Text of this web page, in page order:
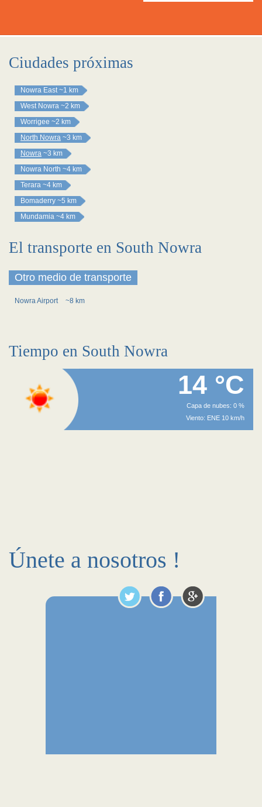
Ciudades próximas
Nowra East ~1 km
West Nowra ~2 km
Worrigee ~2 km
North Nowra ~3 km
Nowra ~3 km
Nowra North ~4 km
Terara ~4 km
Bomaderry ~5 km
Mundamia ~4 km
El transporte en South Nowra
Otro medio de transporte
Nowra Airport ~8 km
Tiempo en South Nowra
14 °C
Capa de nubes: 0 %
Viento: ENE 10 km/h
Únete a nosotros !